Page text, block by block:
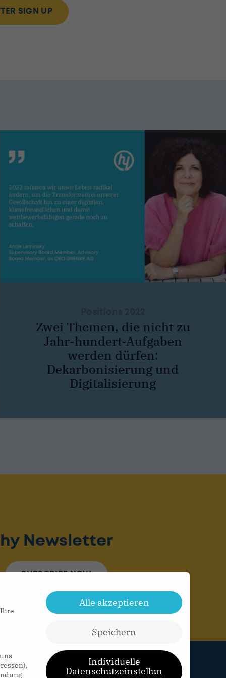
SIGN UP
Zwei Themen, die nicht zu
Jahr-hundert-Aufgaben
werden dürfen:
Dekarbonisierung und
Digitalisierung
hy Newsletter
SUBSCRIBE NOW
MEDIA IMPRESSUM
Alle akzeptieren
Speichern
Individuelle
Datenschutzeinstellun